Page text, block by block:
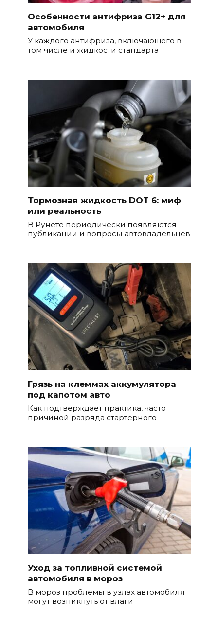
Особенности антифриза G12+ для
автомобиля
У каждого антифриза, включающего в
том числе и жидкости стандарта
Тормозная жидкость DOT 6: миф
или реальность
В Рунете периодически появляются
публикации и вопросы автовладельцев
Грязь на клеммах аккумулятора
под капотом авто
Как подтверждает практика, часто
причиной разряда стартерного
Уход за топливной системой
автомобиля в мороз
В мороз проблемы в узлах автомобиля
могут возникнуть от влаги